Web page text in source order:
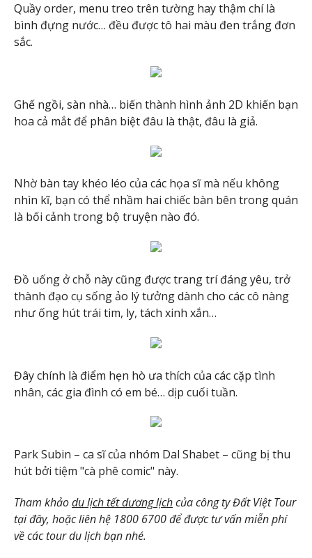
Quầy order, menu treo trên tường hay thậm chí là
bình đựng nước… đều được tô hai màu đen trắng đơn
sắc.
Ghế ngồi, sàn nhà… biến thành hình ảnh 2D khiến bạn
hoa cả mắt để phân biệt đâu là thật, đâu là giả.
Nhờ bàn tay khéo léo của các họa sĩ mà nếu không
nhìn kĩ, bạn có thể nhầm hai chiếc bàn bên trong quán
là bối cảnh trong bộ truyện nào đó.
Đồ uống ở chỗ này cũng được trang trí đáng yêu, trở
thành đạo cụ sống ảo lý tưởng dành cho các cô nàng
như ống hút trái tim, ly, tách xinh xắn…
Đây chính là điểm hẹn hò ưa thích của các cặp tình
nhân, các gia đình có em bé… dịp cuối tuần.
Park Subin – ca sĩ của nhóm Dal Shabet – cũng bị thu
hút bởi tiệm "cà phê comic" này.
Tham khảodu lịch tết dương lịchcủa công ty Đất Việt Tour
tại đây, hoặc liên hệ 1800 6700 để được tư vấn miễn phí
về các tour du lịch bạn nhé.